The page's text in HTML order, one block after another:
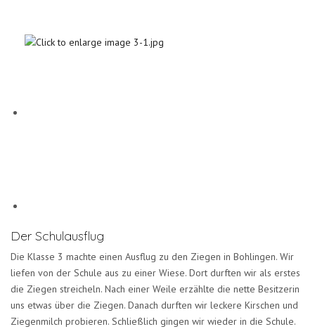
Der Schulausflug
Die Klasse 3 machte einen Ausflug zu den Ziegen in Bohlingen. Wir
liefen von der Schule aus zu einer Wiese. Dort durften wir als erstes
die Ziegen streicheln. Nach einer Weile erzählte die nette Besitzerin
uns etwas über die Ziegen. Danach durften wir leckere Kirschen und
Ziegenmilch probieren. Schließlich gingen wir wieder in die Schule.